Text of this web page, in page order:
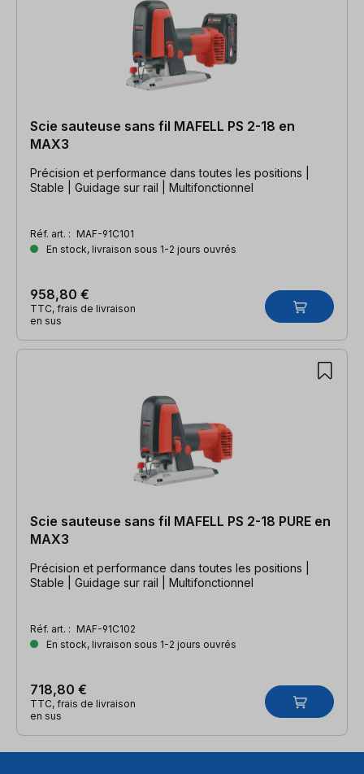
Scie sauteuse sans fil MAFELL PS 2-18 en
MAX3
Précision et performance dans toutes les positions |
Stable | Guidage sur rail | Multifonctionnel
Réf. art. : MAF-91C101
En stock, livraison sous 1-2 jours ouvrés
958,80 €
TTC, frais de livraison
en sus
Scie sauteuse sans fil MAFELL PS 2-18 PURE en
MAX3
Précision et performance dans toutes les positions |
Stable | Guidage sur rail | Multifonctionnel
Réf. art. : MAF-91C102
En stock, livraison sous 1-2 jours ouvrés
718,80 €
TTC, frais de livraison
en sus